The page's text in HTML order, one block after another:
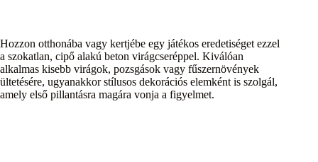
Hozzon otthonába vagy kertjébe egy játékos eredetiséget ezzel
a szokatlan, cipő alakú beton virágcseréppel. Kiválóan
alkalmas kisebb virágok, pozsgások vagy fűszernövények
ültetésére, ugyanakkor stílusos dekorációs elemként is szolgál,
amely első pillantásra magára vonja a figyelmet.